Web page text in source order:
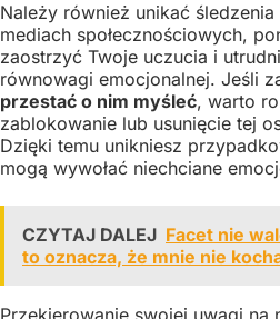
Należy również unikać
mediach społecznościowych,
zaostrzyć Twoje uczucia i
równowagi emocjonalnej. Jeśli
przestać o nim myśleć, warto
zablokowanie lub usunięcie tej
Dzięki temu unikniesz
mogą wywołać niechciane
CZYTAJ DALEJ Facet nie
to oznacza, że mnie nie